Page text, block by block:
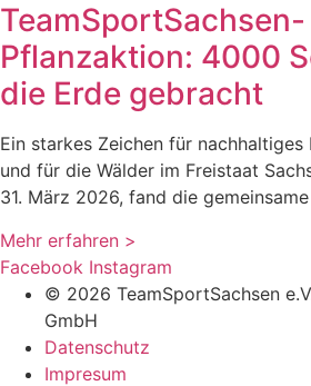
TeamSportSachsen-
Pflanzaktion: 4000
die Erde gebracht
Ein starkes Zeichen für
und für die Wälder im Freistaat
31. März 2026, fand die
Mehr erfahren >
Facebook Instagram
© 2026 TeamSportSachsen
GmbH
Datenschutz
Impresum